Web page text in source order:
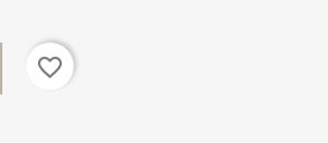
favorite_border